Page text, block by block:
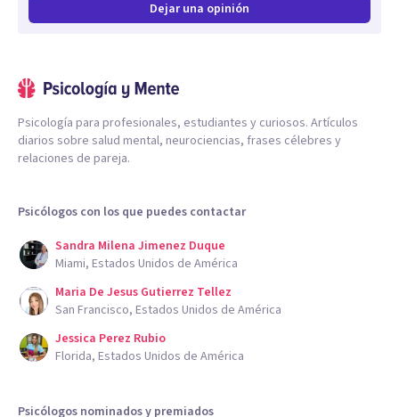
Dejar una opinión
Psicología para profesionales, estudiantes y curiosos. Artículos
diarios sobre salud mental, neurociencias, frases célebres y
relaciones de pareja.
Psicólogos con los que puedes contactar
Sandra Milena Jimenez Duque
Miami, Estados Unidos de América
Maria De Jesus Gutierrez Tellez
San Francisco, Estados Unidos de América
Jessica Perez Rubio
Florida, Estados Unidos de América
Psicólogos nominados y premiados